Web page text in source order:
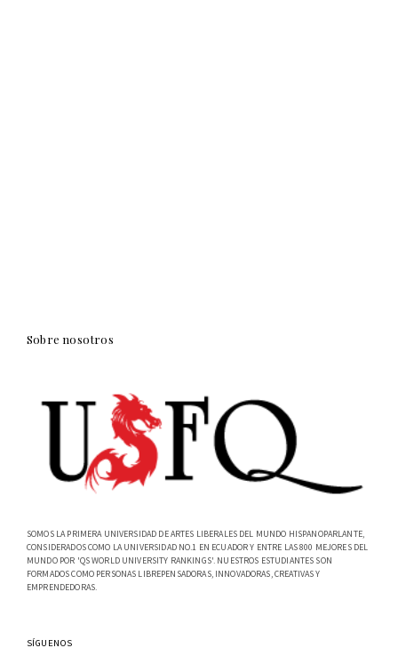
Sobre nosotros
SOMOS LA PRIMERA UNIVERSIDAD DE ARTES LIBERALES DEL MUNDO HISPANOPARLANTE,
CONSIDERADOS COMO LA UNIVERSIDAD NO.1 EN ECUADOR Y ENTRE LAS 800 MEJORES DEL
MUNDO POR 'QS WORLD UNIVERSITY RANKINGS'. NUESTROS ESTUDIANTES SON
FORMADOS COMO PERSONAS LIBREPENSADORAS, INNOVADORAS, CREATIVAS Y
EMPRENDEDORAS.
SÍGUENOS